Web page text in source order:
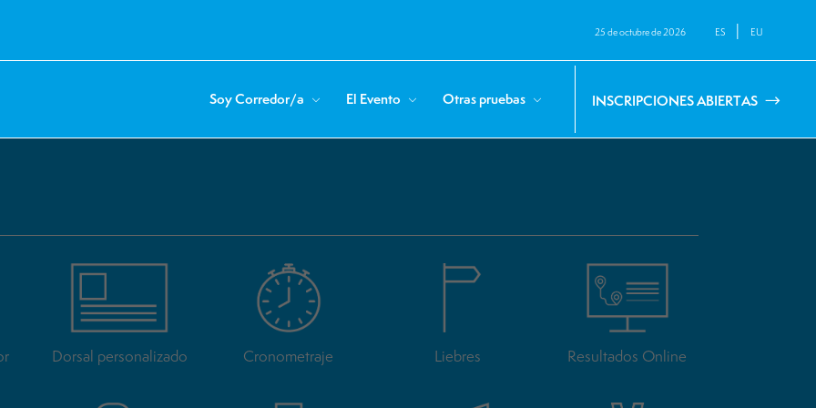
25 de octubre de 2026 ES | EU
Soy Corredor/a El Evento Otras pruebas INSCRIPCIONES ABIERTAS
salga antes?
salga antes?
Dorsal personalizado Cronometraje Liebres Resultados Online